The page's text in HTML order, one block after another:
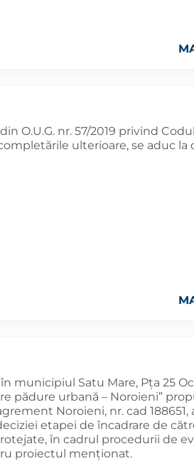
O.U.G. nr. 57/2019 privind Codul
ulterioare, se aduc la
municipiul Satu Mare, Pța 25
pădure urbană – Noroieni”
Noroieni, nr. cad 188651,
etapei de încadrare de
în cadrul procedurii de
proiectul menționat.